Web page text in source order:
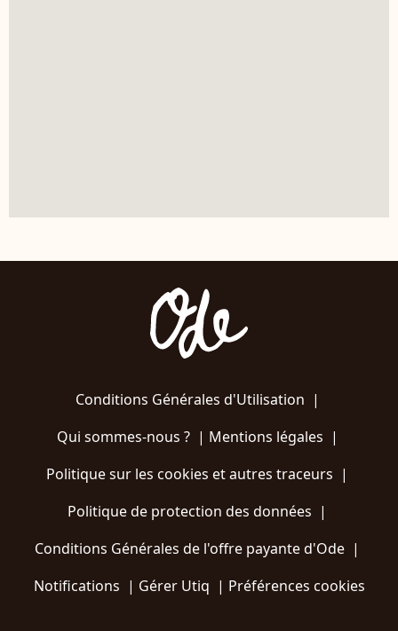
Conditions Générales d'Utilisation |
Qui sommes-nous ?| Mentions légales |
Politique sur les cookies et autres traceurs |
Politique de protection des données |
Conditions Générales de l'offre payante d'Ode |
Notifications | Gérer Utiq | Préférences cookies